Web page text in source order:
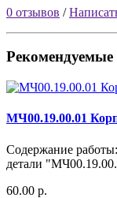
0 отзывов /
МЧ00.19.00.01
Содержание
детали
60.00 р.